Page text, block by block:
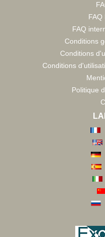
FAQ
FAQ
Conditions
Conditions
Conditions
Politique